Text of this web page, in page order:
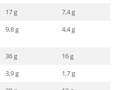
17 g
7,4 g
9,8 g 4,4 g
36 g
16 g
3,9 g
1,7 g